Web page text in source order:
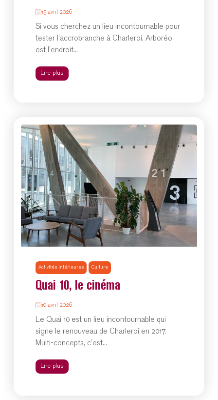
15 avril 2026
Si vous cherchez un lieu incontournable pour
tester l’accrobranche à Charleroi, Arboréo
est l’endroit...
Lire plus
Activités intérieures Culture
Quai 10, le cinéma
10 avril 2026
Le Quai 10 est un lieu incontournable qui
signe le renouveau de Charleroi en 2017.
Multi-concepts, c’est...
Lire plus